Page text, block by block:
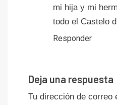
mi hija y mi
todo el Castelo
Responder
Deja una respuesta
Tu dirección de correo